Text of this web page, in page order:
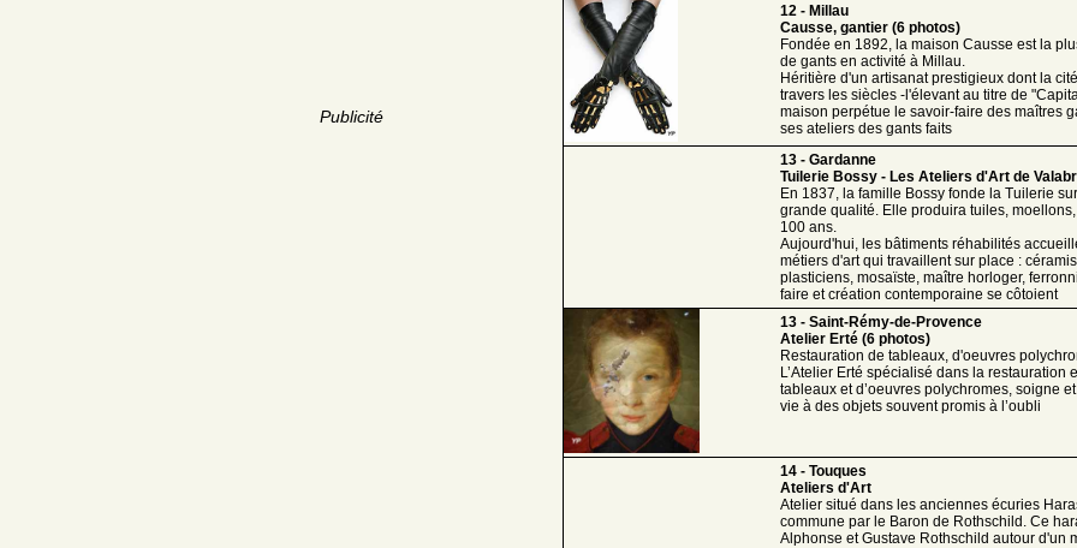
Publicité
12 - Millau
Causse, gantier (6 photos)
Fondée en 1892, la maison Causse est la
de gants en activité à Millau.
Héritière d'un artisanat prestigieux dont la
travers les siècles -l'élevant au titre de
maison perpétue le savoir-faire des maîtres
ses ateliers des gants faits
13 - Gardanne
Tuilerie Bossy - Les Ateliers d'Art de
En 1837, la famille Bossy fonde la Tuilerie
grande qualité. Elle produira tuiles,
100 ans.
Aujourd'hui, les bâtiments réhabilités
métiers d'art qui travaillent sur place :
plasticiens, mosaïste, maître horloger,
faire et création contemporaine se côtoient
13 - Saint-Rémy-de-Provence
Atelier Erté (6 photos)
Restauration de tableaux, d'oeuvres
L’Atelier Erté spécialisé dans la restauration
tableaux et d’oeuvres polychromes, soigne
vie à des objets souvent promis à l’oubli
14 - Touques
Ateliers d'Art
Atelier situé dans les anciennes écuries
commune par le Baron de Rothschild. Ce
Alphonse et Gustave Rothschild autour d'un